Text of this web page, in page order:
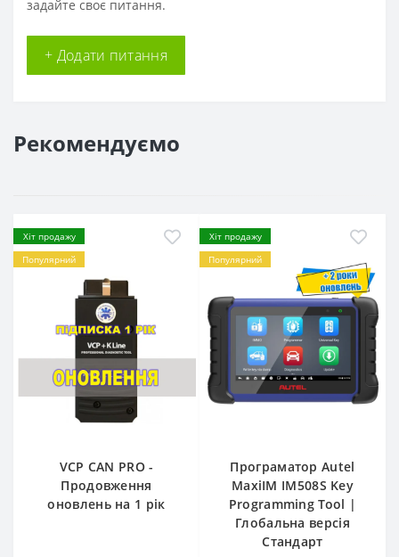
задайте своє питання.
+ Додати питання
Рекомендуємо
Хіт продажу
Популярний
VCP CAN PRO -
Продовження
оновлень на 1 рік
Хіт продажу
Популярний
Програматор Autel
MaxiIM IM508S Key
Programming Tool |
Глобальна версія
Стандарт